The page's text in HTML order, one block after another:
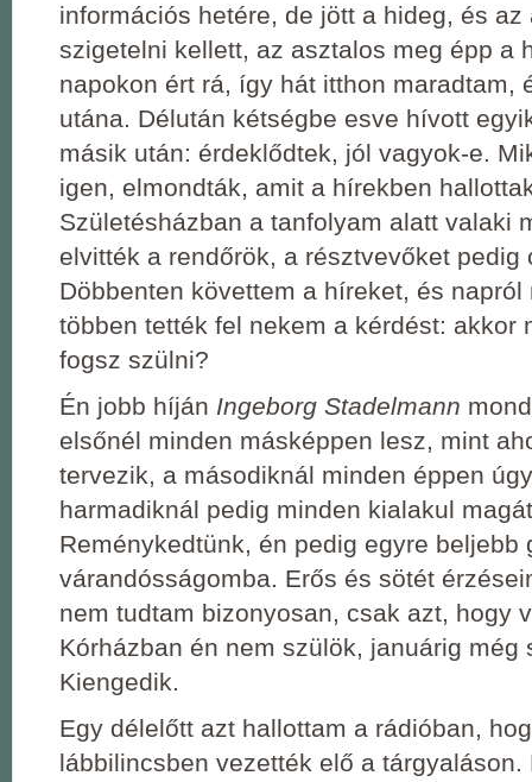
információs hetére, de jött a hideg, és az
szigetelni kellett, az asztalos meg épp a
napokon ért rá, így hát itthon maradtam,
utána. Délután kétségbe esve hívott
másik után: érdeklődtek, jól vagyok-e.
igen, elmondták, amit a hírekben
Születésházban a tanfolyam alatt valaki
elvitték a rendőrök, a résztvevőket pedig
Döbbenten követtem a híreket, és napról
többen tették fel nekem a kérdést: akkor
fogsz szülni?
Én jobb híján Ingeborg Stadelmann
elsőnél minden másképpen lesz, mint
tervezik, a másodiknál minden éppen
harmadiknál pedig minden kialakul
Reménykedtünk, én pedig egyre beljebb
várandósságomba. Erős és sötét
nem tudtam bizonyosan, csak azt, hogy
Kórházban én nem szülök, januárig még
Kiengedik.
Egy délelőtt azt hallottam a rádióban,
lábbilincsben vezették elő a